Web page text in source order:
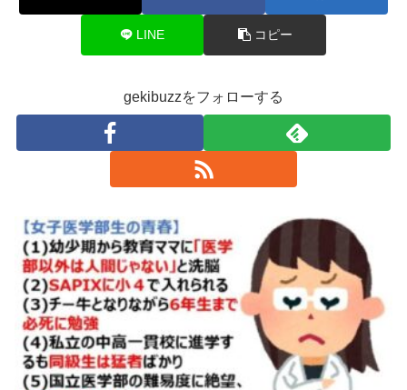
LINE コピー
gekibuzzをフォローする